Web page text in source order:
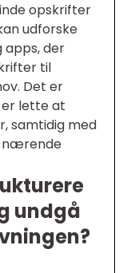
opskrifter
udforske
apps, der
til
Det er
lette at
samtidig med
nærende
undgå